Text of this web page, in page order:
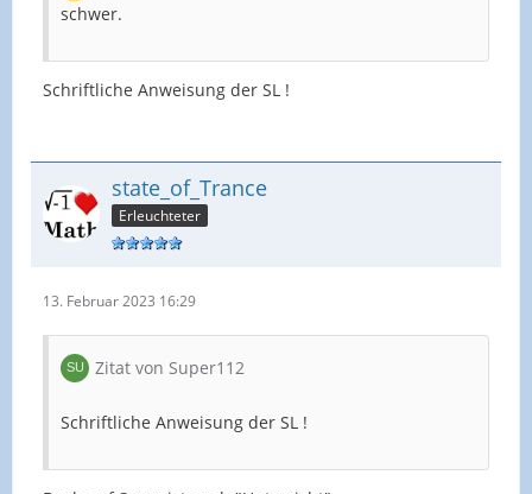
schwer.
Schriftliche Anweisung der SL !
state_of_Trance
Erleuchteter
13. Februar 2023 16:29
Zitat von Super112
Schriftliche Anweisung der SL !